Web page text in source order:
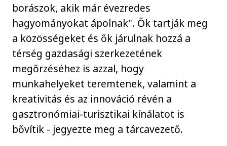
borászok, akik már évezredes
hagyományokat ápolnak". Ők tartják meg
a közösségeket és ők járulnak hozzá a
térség gazdasági szerkezetének
megőrzéséhez is azzal, hogy
munkahelyeket teremtenek, valamint a
kreativitás és az innováció révén a
gasztronómiai-turisztikai kínálatot is
bővítik - jegyezte meg a tárcavezető.